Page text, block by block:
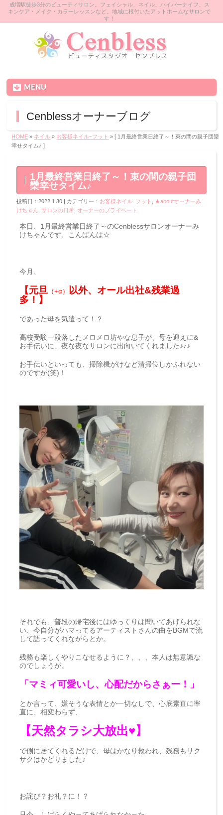
成増駅徒歩3分のビューティサロン。フェイシャル、ネイル、ハイパーナイフ、ス
キンケア・メイク・カラーレッスンなど。地域に根付いたアットホームなサロンで
す！
MENU
Cenblessオーナーブログ
HOME » ネイル » お客様ネイルｰフット » [ 1月最終営業日終了～！束の間の親子団欒
幸せタイム♪ ]
1月最終営業日終了～！束の間の親子団
欒幸せタイム♪
投稿日：2022.1.30 | カテゴリー： お客様ネイルｰフット
★aboutオーナーみ
けちゃん
サロンの日常 オーナーのプライベート
本日、1月最終営業日終了～のCenblessサロンオーナーみ
けちゃんです、こんばんは☆
今月、
【元旦 （+α）
以外、オール出社&残業過
多！】
であった母を気遣って！？
高校受験一段落したメロメロ坊やな息子が、母を迎えに&
お手伝いに、夜な夜なサロンに出向いてくれました♪♪♪
お手伝いといっても、掃除機がけなど清掃位しかふれない
のですが(笑)！
それでも、普段の帰宅後にはゆっくりは聞いてあげられな
い、今自分がハマってるアーティストさんの曲をBGMで流
して語ってくれながらとか。
残務も楽しくやりこなせるように？、、、本人は無意識な
のでしょうが。
「マミィ可愛いし、心配だからさぁー！」
とか言って、嫌そうな表情とか一切なしで、心底素直に率
直に、相変わらず、
【天然タラシ大放出♥】
で側に居てくれるだけで、母はかなり救われ、残務もサク
サクはかどりました♪
お詫び？お礼？に！？